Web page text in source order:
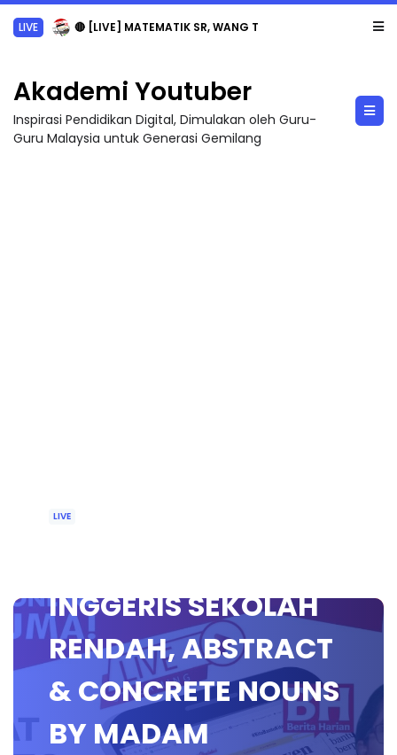
LIVE 🔴 [LIVE] MATEMATIK SR, WANG TAHUN 6 OLEH CIKGU ANITA #ALLINONE #141 #...
Akademi Youtuber
Inspirasi Pendidikan Digital, Dimulakan oleh Guru-
Guru Malaysia untuk Generasi Gemilang
LIVE
INGGERIS SEKOLAH
RENDAH, ABSTRACT
& CONCRETE NOUNS
BY MADAM